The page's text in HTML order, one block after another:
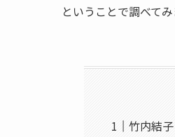
ということで調べてみ
竹内結